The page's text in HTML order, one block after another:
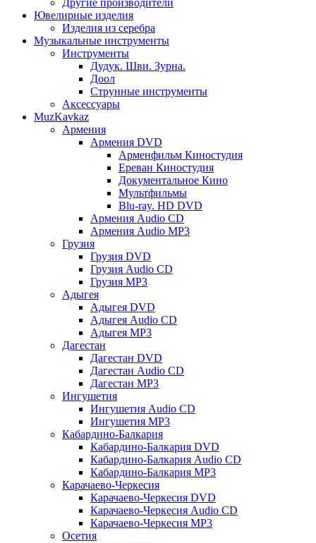
Другие производители
Ювелирные изделия
Изделия из серебра
Музыкальные инструменты
Инструменты
Дудук. Шви. Зурна.
Доол
Струнные инструменты
Аксессуары
MuzKavkaz
Армения
Армения DVD
Арменфильм Киностудия
Ереван Киностудия
Документальное Кино
Мультфильмы
Blu-ray. HD DVD
Армения Audio CD
Армения Audio MP3
Грузия
Грузия DVD
Грузия Audio CD
Грузия MP3
Адыгея
Адыгея DVD
Адыгея Audio CD
Адыгея MP3
Дагестан
Дагестан DVD
Дагестан Audio CD
Дагестан MP3
Ингушетия
Ингушетия Audio CD
Ингушетия MP3
Кабардино-Балкария
Кабардино-Балкария DVD
Кабардино-Балкария Audio CD
Кабардино-Балкария MP3
Карачаево-Черкесия
Карачаево-Черкесия DVD
Карачаево-Черкесия Audio CD
Карачаево-Черкесия MP3
Осетия